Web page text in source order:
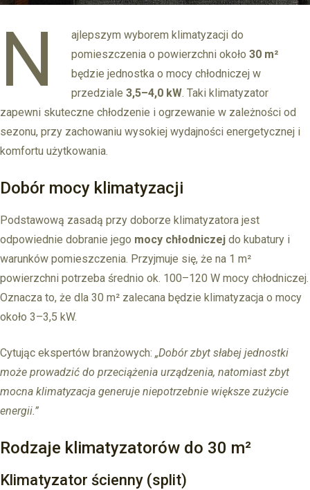
N
ajlepszym wyborem klimatyzacji do
pomieszczenia o powierzchni około 30 m²
będzie jednostka o mocy chłodniczej w
przedziale 3,5–4,0 kW. Taki klimatyzator
zapewni skuteczne chłodzenie i ogrzewanie w zależności od
sezonu, przy zachowaniu wysokiej wydajności energetycznej i
komfortu użytkowania.
Dobór mocy klimatyzacji
Podstawową zasadą przy doborze klimatyzatora jest
odpowiednie dobranie jego mocy chłodniczej do kubatury i
warunków pomieszczenia. Przyjmuje się, że na 1 m²
powierzchni potrzeba średnio ok. 100–120 W mocy chłodniczej.
Oznacza to, że dla 30 m² zalecana będzie klimatyzacja o mocy
około 3–3,5 kW.
Cytując ekspertów branżowych: „Dobór zbyt słabej jednostki
może prowadzić do przeciążenia urządzenia, natomiast zbyt
mocna klimatyzacja generuje niepotrzebnie większe zużycie
energii.”
Rodzaje klimatyzatorów do 30 m²
Klimatyzator ścienny (split)